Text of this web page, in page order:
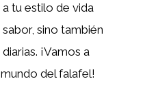
tu estilo de vida
sino también
¡Vamos a
del falafel!